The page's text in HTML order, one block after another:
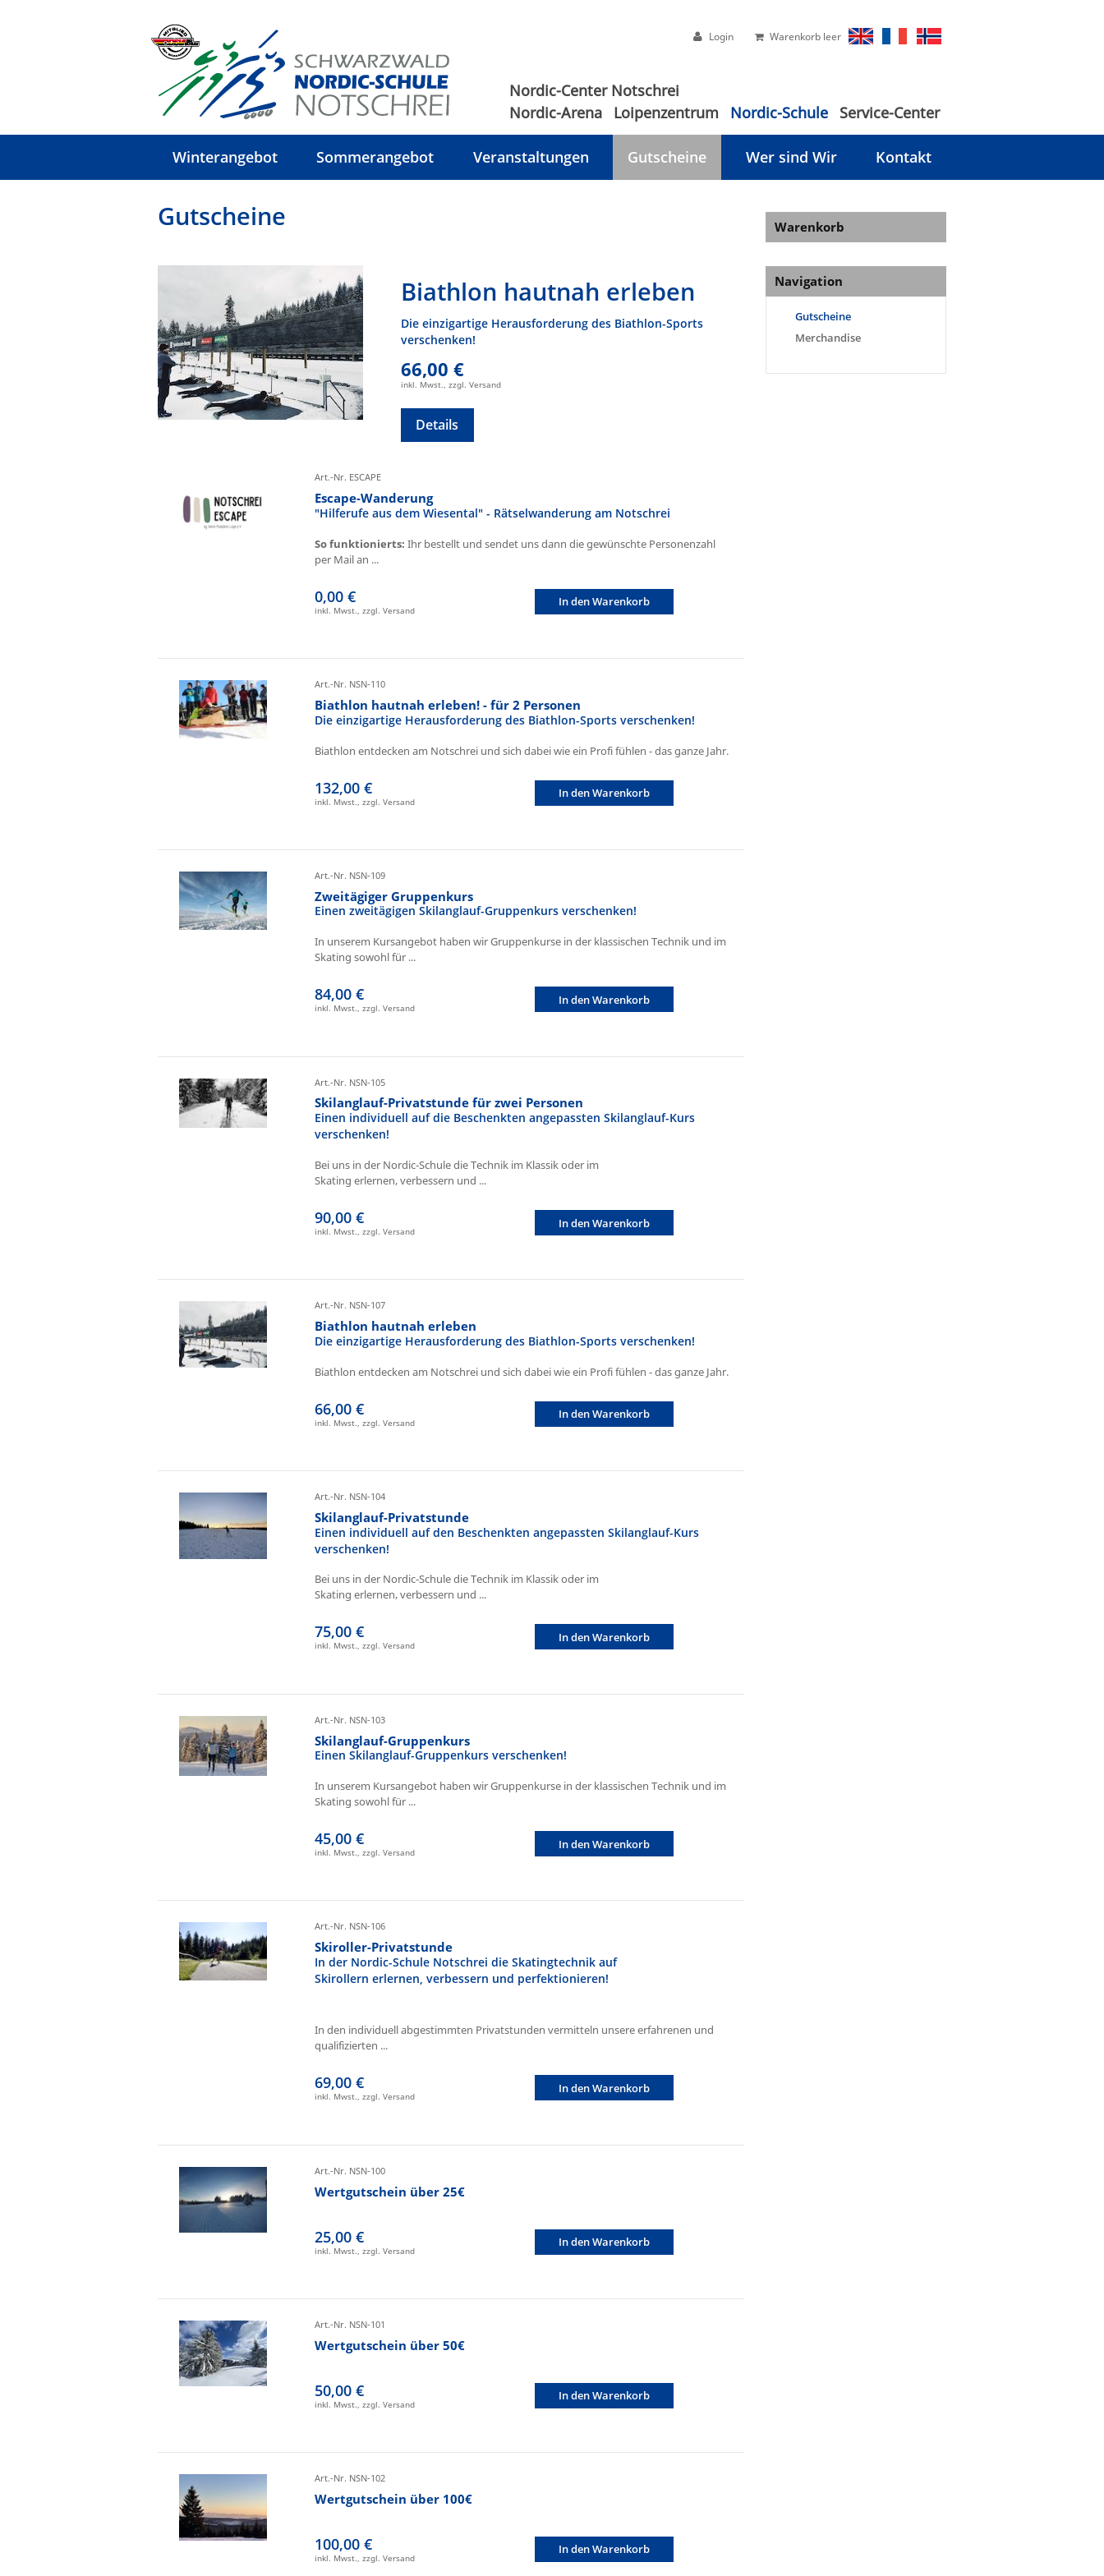
Login Warenkorb leer
Nordic-Center Notschrei
Nordic-Arena
Loipenzentrum Nordic-Schule Service-Center
Winterangebot Sommerangebot Veranstaltungen Gutscheine Wer sind Wir Kontakt
Gutscheine
Biathlon hautnah erleben
Die einzigartige Herausforderung des Biathlon-Sports
verschenken!
66,00 €
inkl. Mwst., zzgl. Versand
Details
Art.-Nr. ESCAPE
Escape-Wanderung
"Hilferufe aus dem Wiesental" - Rätselwanderung am Notschrei
So funktionierts: Ihr bestellt und sendet uns dann die gewünschte Personenzahl
per Mail an ...
0,00 €
inkl. Mwst., zzgl. Versand
In den Warenkorb
Art.-Nr. NSN-110
Biathlon hautnah erleben! - für 2 Personen
Die einzigartige Herausforderung des Biathlon-Sports verschenken!
Biathlon entdecken am Notschrei und sich dabei wie ein Profi fühlen - das ganze Jahr.
132,00 €
inkl. Mwst., zzgl. Versand
In den Warenkorb
Art.-Nr. NSN-109
Zweitägiger Gruppenkurs
Einen zweitägigen Skilanglauf-Gruppenkurs verschenken!
In unserem Kursangebot haben wir Gruppenkurse in der klassischen Technik und im
Skating sowohl für ...
84,00 €
inkl. Mwst., zzgl. Versand
In den Warenkorb
Art.-Nr. NSN-105
Skilanglauf-Privatstunde für zwei Personen
Einen individuell auf die Beschenkten angepassten Skilanglauf-Kurs
verschenken!
Bei uns in der Nordic-Schule die Technik im Klassik oder im
Skating erlernen, verbessern und ...
90,00 €
inkl. Mwst., zzgl. Versand
In den Warenkorb
Art.-Nr. NSN-107
Biathlon hautnah erleben
Die einzigartige Herausforderung des Biathlon-Sports verschenken!
Biathlon entdecken am Notschrei und sich dabei wie ein Profi fühlen - das ganze Jahr.
66,00 €
inkl. Mwst., zzgl. Versand
In den Warenkorb
Art.-Nr. NSN-104
Skilanglauf-Privatstunde
Einen individuell auf den Beschenkten angepassten Skilanglauf-Kurs
verschenken!
Bei uns in der Nordic-Schule die Technik im Klassik oder im
Skating erlernen, verbessern und ...
75,00 €
inkl. Mwst., zzgl. Versand
In den Warenkorb
Art.-Nr. NSN-103
Skilanglauf-Gruppenkurs
Einen Skilanglauf-Gruppenkurs verschenken!
In unserem Kursangebot haben wir Gruppenkurse in der klassischen Technik und im
Skating sowohl für ...
45,00 €
inkl. Mwst., zzgl. Versand
In den Warenkorb
Art.-Nr. NSN-106
Skiroller-Privatstunde
In der Nordic-Schule Notschrei die Skatingtechnik auf
Skirollern erlernen, verbessern und perfektionieren!
In den individuell abgestimmten Privatstunden vermitteln unsere erfahrenen und
qualifizierten ...
69,00 €
inkl. Mwst., zzgl. Versand
In den Warenkorb
Art.-Nr. NSN-100
Wertgutschein über 25€
25,00 €
inkl. Mwst., zzgl. Versand
In den Warenkorb
Art.-Nr. NSN-101
Wertgutschein über 50€
50,00 €
inkl. Mwst., zzgl. Versand
In den Warenkorb
Art.-Nr. NSN-102
Wertgutschein über 100€
100,00 €
inkl. Mwst., zzgl. Versand
In den Warenkorb
Warenkorb
Navigation
Gutscheine
Merchandise